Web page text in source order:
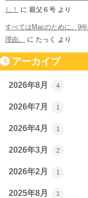
し！
に 親父６号 より
すべてはMacのために。9
理由。
に たっく より
アーカイブ
2026年8月 4
2026年7月 1
2026年4月 1
2026年3月 2
2026年2月 1
2025年8月 1